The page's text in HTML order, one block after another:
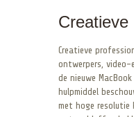
Creatieve
Creatieve
ontwerpers,
de nieuwe
hulpmiddel
met hoge